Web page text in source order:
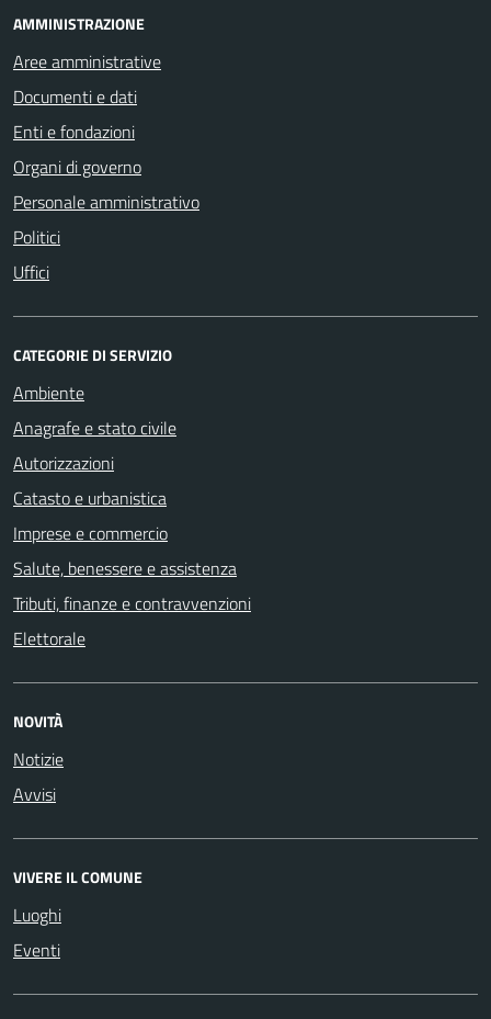
AMMINISTRAZIONE
Aree amministrative
Documenti e dati
Enti e fondazioni
Organi di governo
Personale amministrativo
Politici
Uffici
CATEGORIE DI SERVIZIO
Ambiente
Anagrafe e stato civile
Autorizzazioni
Catasto e urbanistica
Imprese e commercio
Salute, benessere e assistenza
Tributi, finanze e contravvenzioni
Elettorale
NOVITÀ
Notizie
Avvisi
VIVERE IL COMUNE
Luoghi
Eventi